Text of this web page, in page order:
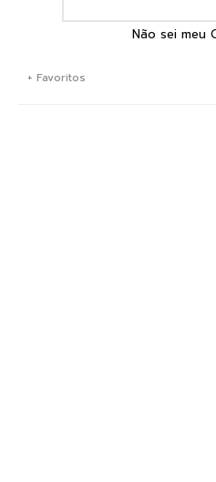
Não sei meu
+ Favoritos